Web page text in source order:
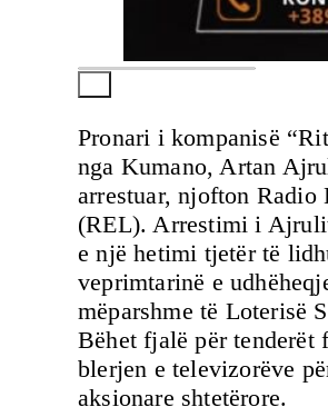
Pronari i kompanisë
nga Kumano, Artan
arrestuar, njofton Radio
(REL). Arrestimi i
e një hetimi tjetër të
veprimtarinë e
mëparshme të Loterisë
Bëhet fjalë për tenderët
blerjen e televizorëve
aksionare shtetërore.